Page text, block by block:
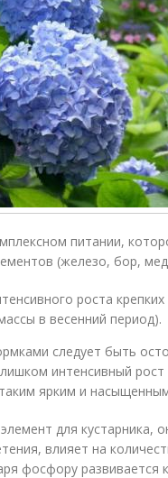
питании,
(железо, бор,
роста
в весенний период).
следует быть
интенсивный
ярким и
для кустарника,
влияет на
фосфору развивается